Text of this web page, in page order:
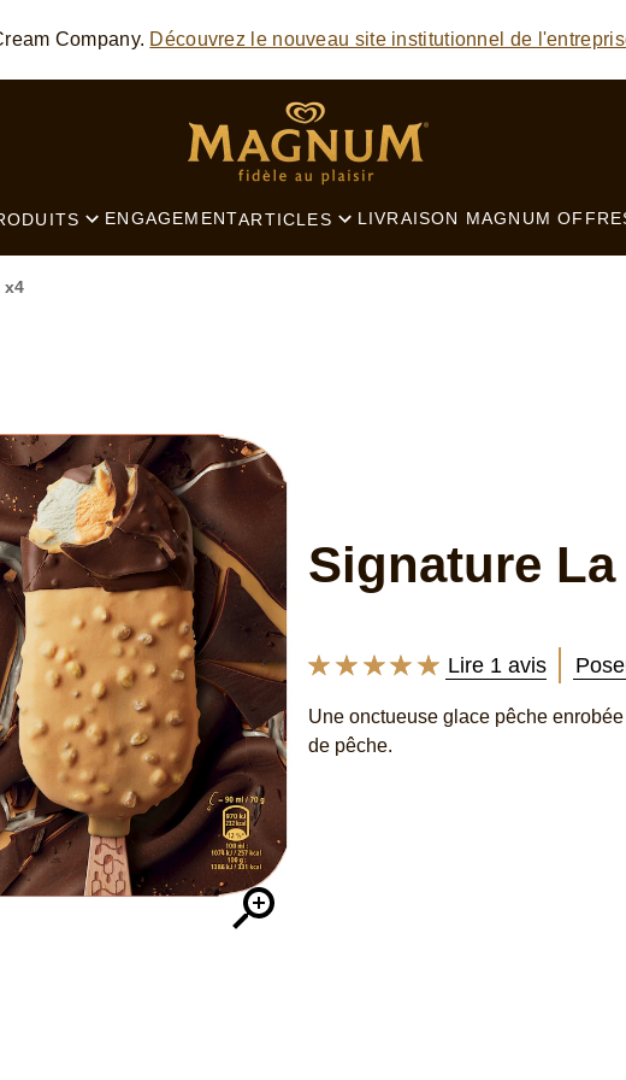
SEARCH
Company. Découvrez le nouveau site institutionnel de
ENGAGEMENTARTICLES LIVRAISON MAGNUM
x4
Signature
La
moyenne
de
Lire 1 avis
Une onctueuse glace pêche
de pêche.